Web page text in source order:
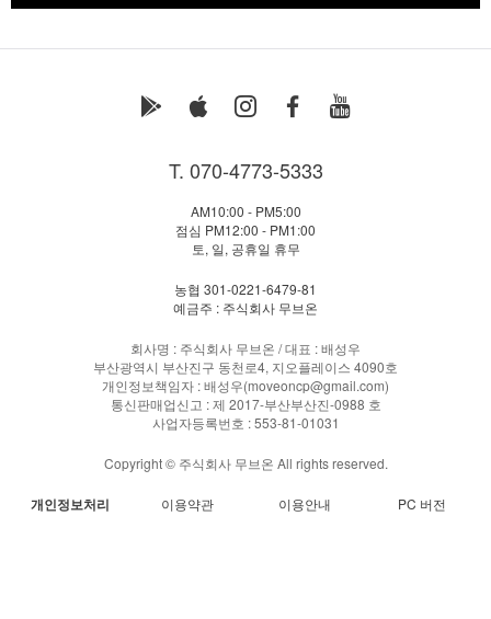
T. 070-4773-5333
AM10:00 - PM5:00
점심 PM12:00 - PM1:00
토, 일, 공휴일 휴무
농협 301-0221-6479-81
예금주 : 주식회사 무브온
회사명 : 주식회사 무브온 / 대표 : 배성우
부산광역시 부산진구 동천로4, 지오플레이스 4090호
개인정보책임자 : 배성우(moveoncp@gmail.com)
통신판매업신고 : 제 2017-부산부산진-0988 호
사업자등록번호 : 553-81-01031
Copyright © 주식회사 무브온 All rights reserved.
개인정보처리 이용약관 이용안내 PC 버전